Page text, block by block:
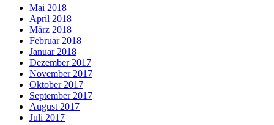
Mai 2018
April 2018
März 2018
Februar 2018
Januar 2018
Dezember 2017
November 2017
Oktober 2017
September 2017
August 2017
Juli 2017